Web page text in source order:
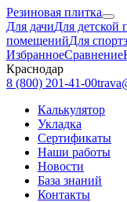
Резиновая плитка
Для дачиДля детской
помещенийДля
ИзбранноеСравнение
Краснодар
8 (800) 201-41-00
Калькулятор
Укладка
Сертификаты
Наши работы
Новости
База знаний
Контакты